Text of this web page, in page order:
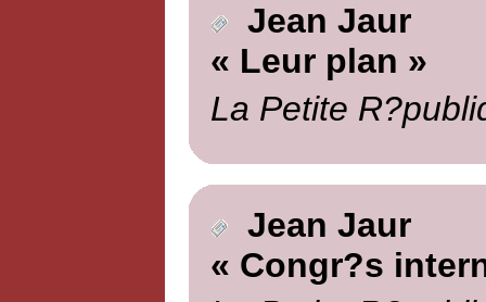
Jean Jaur
« Leur plan »
La Petite
Jean Jaur
« Congr?s